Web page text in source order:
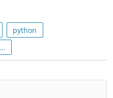
python
...